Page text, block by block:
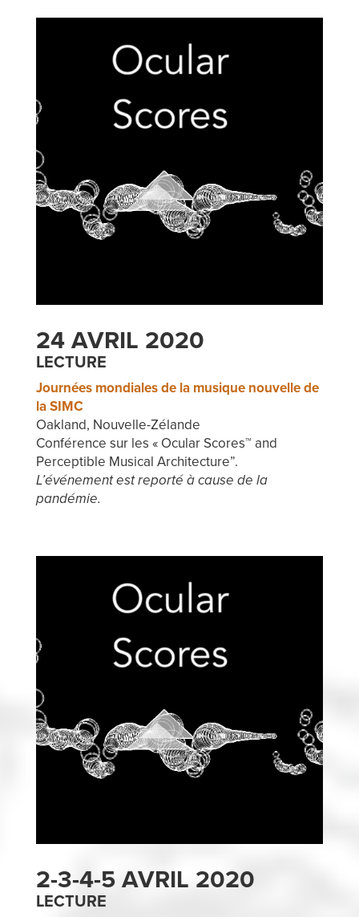
24 AVRIL 2020
LECTURE
Journées mondiales de la musique nouvelle de
la SIMC
Oakland, Nouvelle-Zélande
Conférence sur les « Ocular Scores™ and
Perceptible Musical Architecture”.
L’événement est reporté à cause de la
pandémie.
2-3-4-5 AVRIL 2020
LECTURE